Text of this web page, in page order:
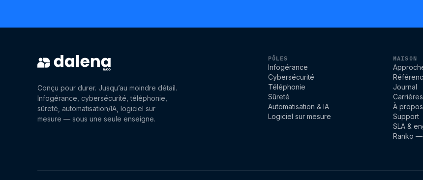
Dalena & Co
Conçu pour durer. Jusqu’au moindre détail.
Infogérance, cybersécurité, téléphonie,
sûreté, automatisation/IA, logiciel sur
mesure — sous une seule enseigne.
PÔLES
Infogérance
Cybersécurité
Téléphonie
Sûreté
Automatisation & IA
Logiciel sur mesure
MAISON
Journal
Carrières
À propos
Support
SLA &
Ranko —